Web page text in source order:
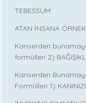
TEBESSÜM
ATAN İNSANA
Kanserden
formülleri 2)
Kanserden
Formülleri 1)